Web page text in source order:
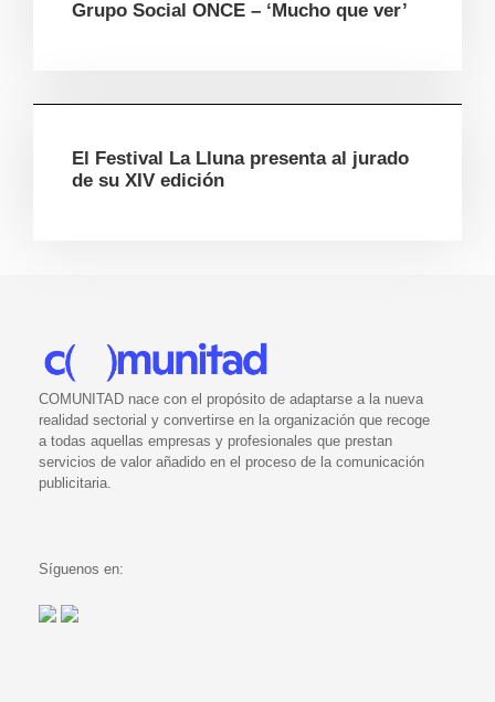
Grupo Social ONCE – ‘Mucho que ver’
El Festival La Lluna presenta al jurado
de su XIV edición
COMUNITAD nace con el propósito de adaptarse a la nueva
realidad sectorial y convertirse en la organización que recoge
a todas aquellas empresas y profesionales que prestan
servicios de valor añadido en el proceso de la comunicación
publicitaria.
Síguenos en: